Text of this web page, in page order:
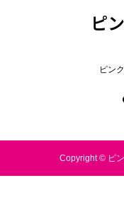
ピ
ピン
Copyright ©ピ